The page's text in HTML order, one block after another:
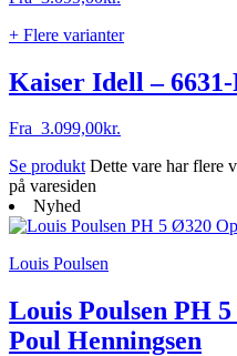
+ Flere varianter
Kaiser Idell – 6631-
Fra 3.099,00kr.
Se produkt Dette vare har flere
på varesiden
Nyhed
Louis Poulsen
Louis Poulsen PH
Poul Henningsen